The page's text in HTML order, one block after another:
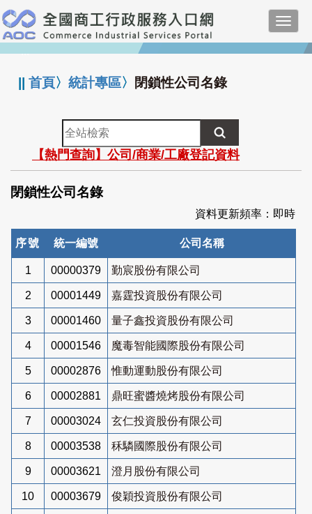
跳
到
主
要
:::
||首頁〉統計專區〉 閉鎖性公司名錄
全
站
檢
索
【熱門查詢】公司/商業/工廠登記資料
閉鎖性公司名錄
資料更新頻率：即時
序號 統一編號 公司名稱
1 00000379 勤宸股份有限公司
2 00001449 嘉霆投資股份有限公司
3 00001460 量子鑫投資股份有限公司
4 00001546 魔毒智能國際股份有限公司
5 00002876 惟動運動股份有限公司
6 00002881 鼎旺蜜醬燒烤股份有限公司
7 00003024 玄仁投資股份有限公司
8 00003538 秝驎國際股份有限公司
9 00003621 澄月股份有限公司
10 00003679 俊穎投資股份有限公司